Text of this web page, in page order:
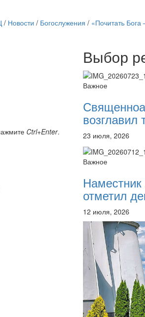
Онлайн трансляции
12 сентября 2015
12 сентября 2015
12 сентября 2015
12 сентября 2015
12 сентября 2015
12 сентября 2015
Перейти к архиву
/ Новости / Богослужения / «Почитать
Ctrl+Enter.
Выбор
Важное
возглавил
23 июля, 2026
Важное
отметил
12 июля, 2026